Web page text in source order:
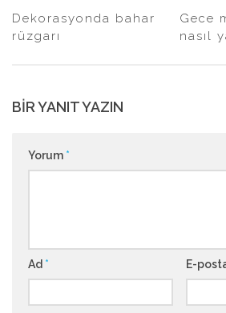
Dekorasyonda bahar
rüzgarı
Gece
nasıl
BIR YANIT YAZIN
Yorum *
Ad * E-